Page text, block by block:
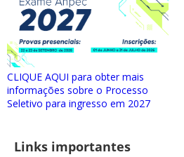
CLIQUE AQUI para obter mais
informações sobre o Processo
Seletivo para ingresso em 2027
Links importantes